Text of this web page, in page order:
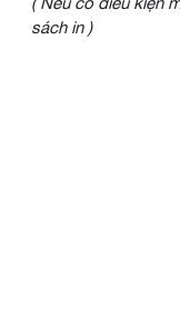
sách in )